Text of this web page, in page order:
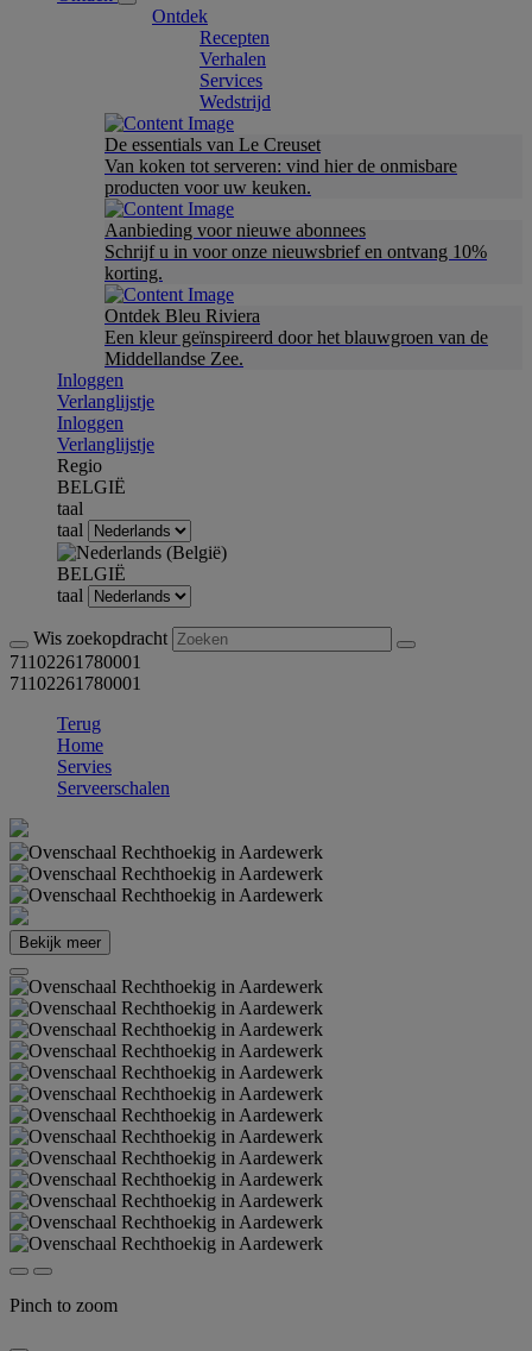
Ontdek
Recepten
Verhalen
Services
Wedstrijd
De essentials van Le Creuset
Van koken tot serveren: vind hier de onmisbare
producten voor uw keuken.
Aanbieding voor nieuwe abonnees
Schrijf u in voor onze nieuwsbrief en ontvang 10%
korting.
Ontdek Bleu Riviera
Een kleur geïnspireerd door het blauwgroen van de
Middellandse Zee.
Inloggen
Verlanglijstje
Inloggen
Verlanglijstje
Regio
BELGIË
taal
taal
BELGIË
taal
Wis zoekopdracht
71102261780001
71102261780001
Terug
Home
Servies
Serveerschalen
Bekijk meer
Pinch to zoom